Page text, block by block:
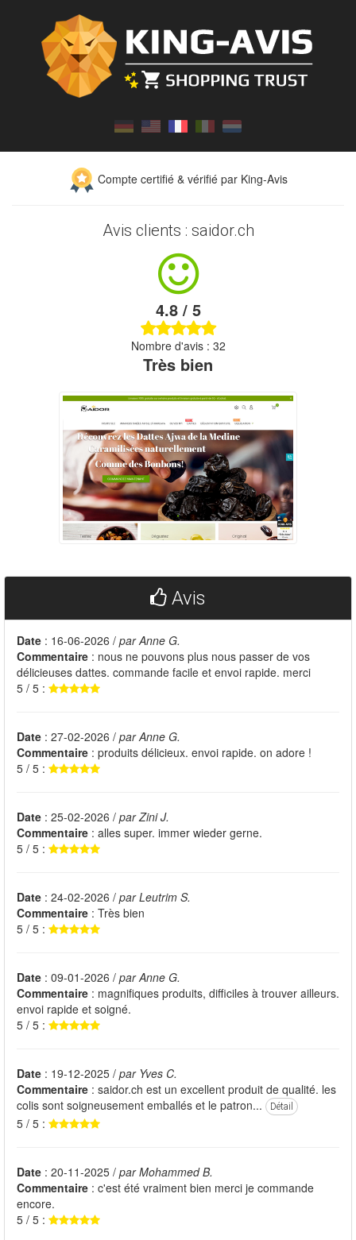
Compte certifié & vérifié par King-Avis
Avis clients : saidor.ch
4.8 / 5
Nombre d'avis : 32
Très bien
Avis
Date : 16-06-2026 / par Anne G.
Commentaire : nous ne pouvons plus nous passer de vos
délicieuses dattes. commande facile et envoi rapide. merci
5 / 5 :
Date : 27-02-2026 / par Anne G.
Commentaire : produits délicieux. envoi rapide. on adore !
5 / 5 :
Date : 25-02-2026 / par Zini J.
Commentaire : alles super. immer wieder gerne.
5 / 5 :
Date : 24-02-2026 / par Leutrim S.
Commentaire : Très bien
5 / 5 :
Date : 09-01-2026 / par Anne G.
Commentaire : magnifiques produits, difficiles à trouver ailleurs.
envoi rapide et soigné.
5 / 5 :
Date : 19-12-2025 / par Yves C.
Commentaire : saidor.ch est un excellent produit de qualité. les
colis sont soigneusement emballés et le patron...
Détail
5 / 5 :
Date : 20-11-2025 / par Mohammed B.
Commentaire : c'est été vraiment bien merci je commande
encore.
5 / 5 :